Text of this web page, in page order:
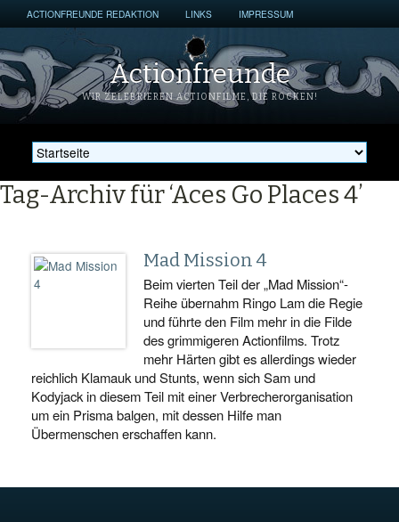
ACTIONFREUNDE REDAKTION LINKS IMPRESSUM
Actionfreunde
WIR ZELEBRIEREN ACTIONFILME, DIE ROCKEN!
Tag-Archiv für ‘Aces Go Places 4’
Mad Mission 4
Beim vierten Teil der „Mad Mission“-
Reihe übernahm Ringo Lam die Regie
und führte den Film mehr in die Filde
des grimmigeren Actionfilms. Trotz
mehr Härten gibt es allerdings wieder
reichlich Klamauk und Stunts, wenn sich Sam und
Kodyjack in diesem Teil mit einer Verbrecherorganisation
um ein Prisma balgen, mit dessen Hilfe man
Übermenschen erschaffen kann.